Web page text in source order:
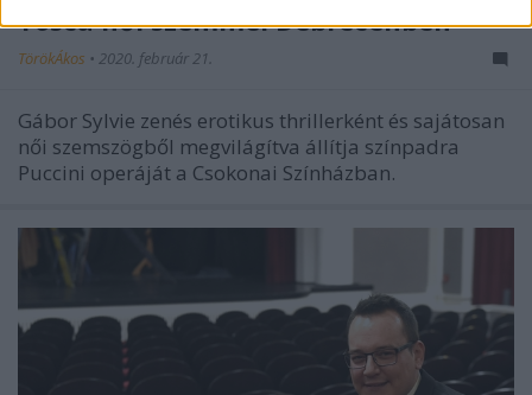
Tosca női szemmel Debrecenben
TörökÁkos • 2020. február 21.
Gábor Sylvie zenés erotikus thrillerként és sajátosan
női szemszögből megvilágítva állítja színpadra
Puccini operáját a Csokonai Színházban.